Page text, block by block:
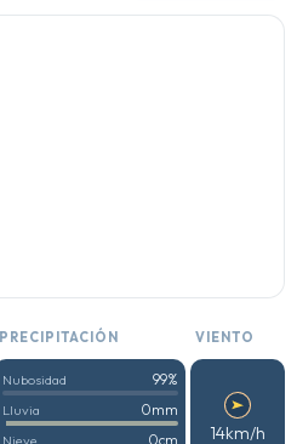
PRECIPITACIÓN VIENTO
Nubosidad 99%
Lluvia 0mm
Nieve 0cm 14km/h